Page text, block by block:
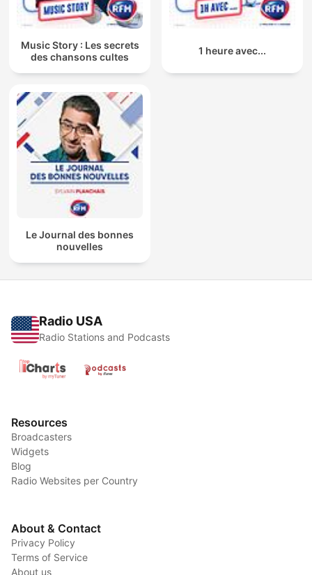
Music Story : Les secrets
des chansons cultes
1 heure avec...
Le Journal des bonnes
nouvelles
Radio USA
Radio Stations and Podcasts
Resources
Broadcasters
Widgets
Blog
Radio Websites per Country
About & Contact
Privacy Policy
Terms of Service
About us